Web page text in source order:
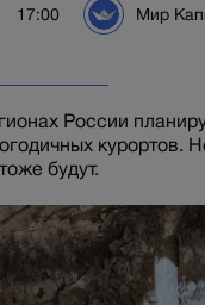
17:00 Мир
России
курортов.
будут.